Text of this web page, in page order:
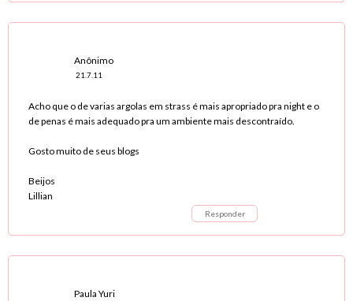
Anônimo
21.7.11
Acho que o de varias argolas em strass é mais apropriado pra night e o
de penas é mais adequado pra um ambiente mais descontraído.
Gosto muito de seus blogs
Beijos
Lillian
Responder
Paula Yuri